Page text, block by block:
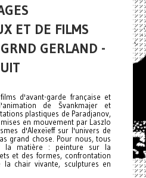
ET DE FILMS
GERLAND -
d'avant-garde française et
de Švankmajer et
plastiques de Paradjanov,
en mouvement par Laszlo
d'Alexeïeff sur l'univers de
grand chose. Pour nous, tous
la matière : peinture sur la
et des formes, confrontation
chair vivante, sculptures en